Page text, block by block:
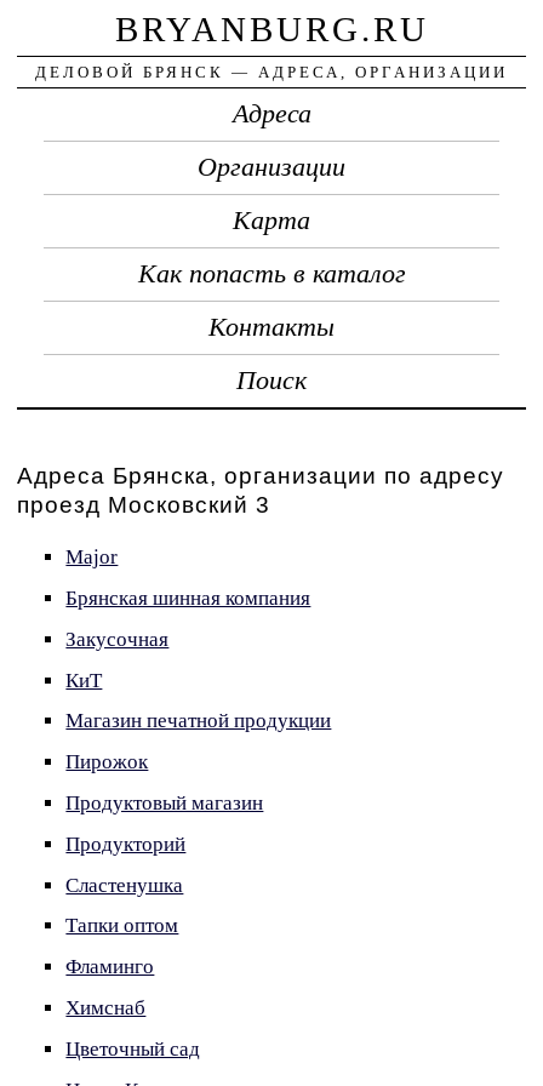
BRYANBURG.RU
ДЕЛОВОЙ БРЯНСК — АДРЕСА, ОРГАНИЗАЦИИ
Адреса
Организации
Карта
Как попасть в каталог
Контакты
Поиск
Адреса Брянска, организации по адресу
проезд Московский 3
Major
Брянская шинная компания
Закусочная
КиТ
Магазин печатной продукции
Пирожок
Продуктовый магазин
Продукторий
Сластенушка
Тапки оптом
Фламинго
Химснаб
Цветочный сад